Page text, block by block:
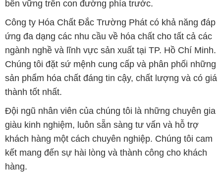
bền vững trên con đường phía trước.
Công ty Hóa Chất Đắc Trường Phát có khả năng đáp
ứng đa dạng các nhu cầu về hóa chất cho tất cả các
ngành nghề và lĩnh vực sản xuất tại TP. Hồ Chí Minh.
Chúng tôi đặt sứ mệnh cung cấp và phân phối những
sản phẩm hóa chất đáng tin cậy, chất lượng và có giá
thành tốt nhất.
Đội ngũ nhân viên của chúng tôi là những chuyên gia
giàu kinh nghiệm, luôn sẵn sàng tư vấn và hỗ trợ
khách hàng một cách chuyên nghiệp. Chúng tôi cam
kết mang đến sự hài lòng và thành công cho khách
hàng.